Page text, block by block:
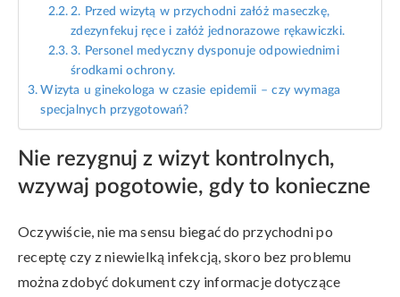
2. Przed wizytą w przychodni załóż maseczkę,
zdezynfekuj ręce i załóż jednorazowe rękawiczki.
3. Personel medyczny dysponuje odpowiednimi
środkami ochrony.
Wizyta u ginekologa w czasie epidemii – czy wymaga
specjalnych przygotowań?
Nie rezygnuj z wizyt kontrolnych,
wzywaj pogotowie, gdy to konieczne
Oczywiście, nie ma sensu biegać do przychodni po
receptę czy z niewielką infekcją, skoro bez problemu
można zdobyć dokument czy informacje dotyczące